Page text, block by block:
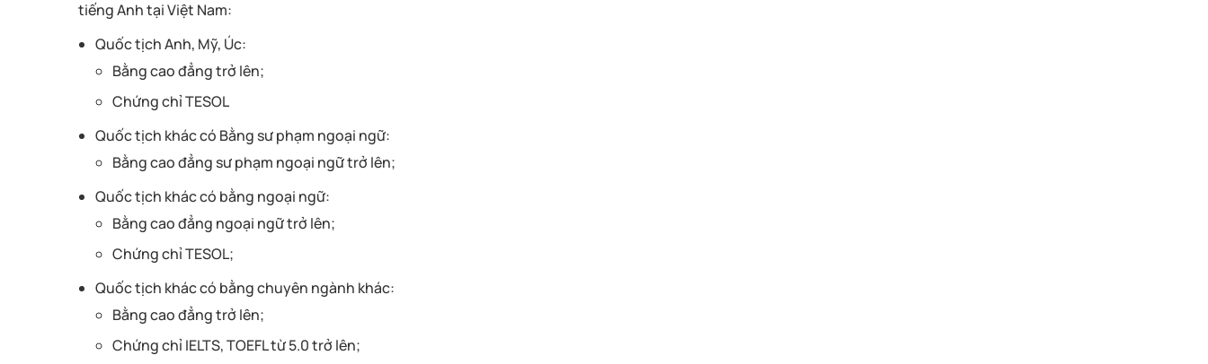
tiếng Anh tại Việt Nam:
Quốc tịch Anh, Mỹ, Úc:
Bằng cao đẳng trở lên;
Chứng chỉ TESOL
Quốc tịch khác có Bằng sư phạm ngoại ngữ:
Bằng cao đẳng sư phạm ngoại ngữ trở lên;
Quốc tịch khác có bằng ngoại ngữ:
Bằng cao đẳng ngoại ngữ trở lên;
Chứng chỉ TESOL;
Quốc tịch khác có bằng chuyên ngành khác:
Bằng cao đẳng trở lên;
Chứng chỉ IELTS, TOEFL từ 5.0 trở lên;